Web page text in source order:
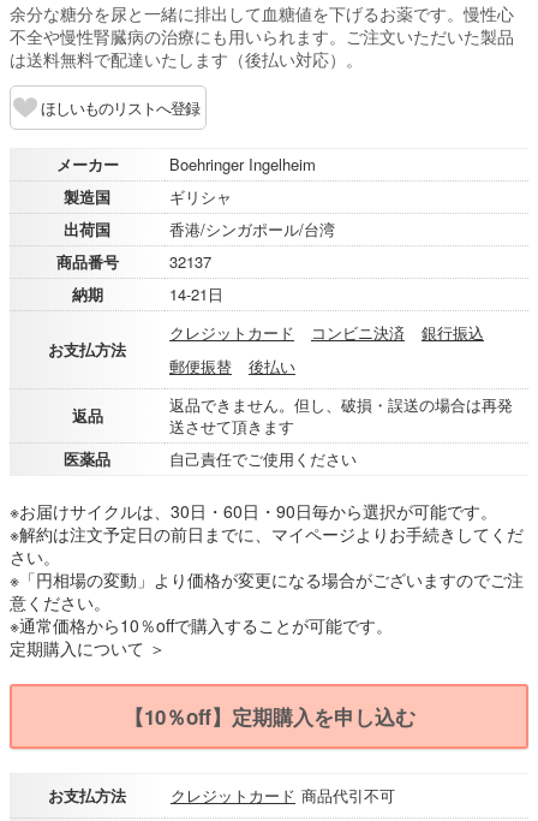
余分な糖分を尿と一緒に排出して血糖値を下げるお薬です。慢性心
不全や慢性腎臓病の治療にも用いられます。ご注文いただいた製品
は送料無料で配達いたします（後払い対応）。
ほしいものリストへ登録
メーカー
Boehringer Ingelheim
製造国
ギリシャ
出荷国
香港/シンガポール/台湾
商品番号
32137
納期
14-21日
お支払方法
クレジットカード コンビニ決済
銀行振込
郵便振替
後払い
返品
返品できません。但し、破損・誤送の場合は再発
送させて頂きます
医薬品
自己責任でご使用ください
※お届けサイクルは、30日・60日・90日毎から選択が可能です。
※解約は注文予定日の前日までに、マイページよりお手続きしてくだ
さい。
※「円相場の変動」より価格が変更になる場合がございますのでご注
意ください。
※通常価格から10％offで購入することが可能です。
定期購入について ＞
【10％off】定期購入を申し込む
お支払方法 クレジットカード 商品代引不可